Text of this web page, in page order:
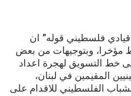
فلسطيني قوله” ان
وبتوجيهات من بعض
خط التسويق لهجرة اعداد
المقيمين في لبنان،
الفلسطيني للاقدام على